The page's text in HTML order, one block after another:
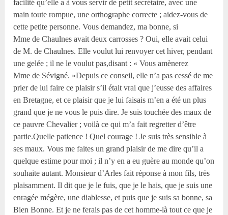
facilité qu’elle a à vous servir de petit secrétaire, avec une
main toute rompue, une orthographe correcte ; aidez-vous de
cette petite personne. Vous demandez, ma bonne, si
Mme de Chaulnes avait deux carrosses ? Oui, elle avait celui
de M. de Chaulnes. Elle voulut lui renvoyer cet hiver, pendant
une gelée ; il ne le voulut pas,disant : « Vous amènerez
Mme de Sévigné. »Depuis ce conseil, elle n’a pas cessé de me
prier de lui faire ce plaisir s’il était vrai que j’eusse des affaires
en Bretagne, et ce plaisir que je lui faisais m’en a été un plus
grand que je ne vous le puis dire. Je suis touchée des maux de
ce pauvre Chevalier ; voilà ce qui m’a fait regretter d’être
partie.Quelle patience ! Quel courage ! Je suis très sensible à
ses maux. Vous me faites un grand plaisir de me dire qu’il a
quelque estime pour moi ; il n’y en a eu guère au monde qu’on
souhaite autant. Monsieur d’Arles fait réponse à mon fils, très
plaisamment. Il dit que je le fuis, que je le hais, que je suis une
enragée mégère, une diablesse, et puis que je suis sa bonne, sa
Bien Bonne. Et je ne ferais pas de cet homme-là tout ce que je